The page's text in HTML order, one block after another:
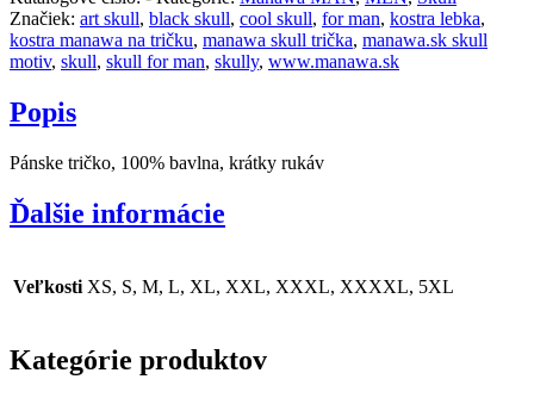
Značiek: art skull, black skull, cool skull, for man, kostra lebka,
kostra manawa na tričku, manawa skull trička, manawa.sk skull
motiv, skull, skull for man, skully, www.manawa.sk
Popis
Pánske tričko, 100% bavlna, krátky rukáv
Ďalšie informácie
Veľkosti XS, S, M, L, XL, XXL, XXXL, XXXXL, 5XL
Kategórie produktov